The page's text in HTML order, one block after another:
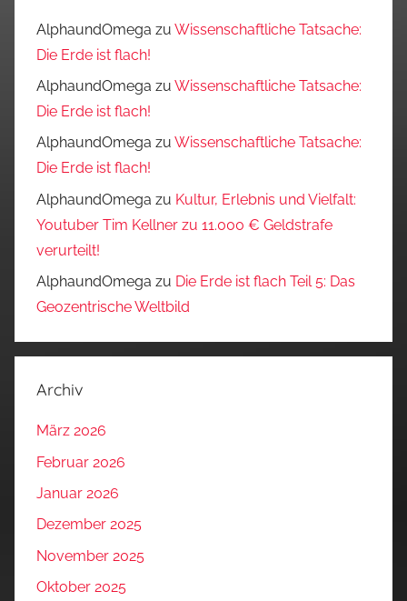
AlphaundOmega zu Wissenschaftliche Tatsache:
Die Erde ist flach!
AlphaundOmega zu Wissenschaftliche Tatsache:
Die Erde ist flach!
AlphaundOmega zu Wissenschaftliche Tatsache:
Die Erde ist flach!
AlphaundOmega zu Kultur, Erlebnis und Vielfalt:
Youtuber Tim Kellner zu 11.000 € Geldstrafe
verurteilt!
AlphaundOmega zu Die Erde ist flach Teil 5: Das
Geozentrische Weltbild
Archiv
März 2026
Februar 2026
Januar 2026
Dezember 2025
November 2025
Oktober 2025